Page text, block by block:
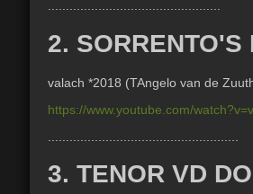
2. SORRENTO'S
valach *2018 (TAngelo van de
https://www.youtube.com/
3. TENOR VD